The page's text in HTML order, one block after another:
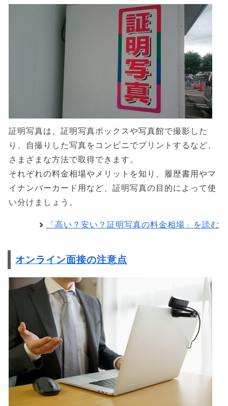
証明写真は、証明写真ボックスや写真館で撮影した
り、自撮りした写真をコンビニでプリントするなど、
さまざまな方法で取得できます。
それぞれの料金相場やメリットを知り、履歴書用やマ
イナンバーカード用など、証明写真の目的によって使
い分けましょう。
「高い？安い？証明写真の料金相場」を読む
オンライン面接の注意点